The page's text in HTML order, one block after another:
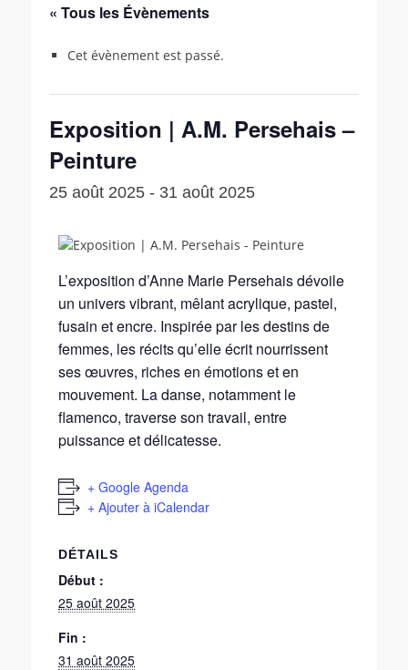
« Tous les Évènements
Cet évènement est passé.
Exposition | A.M. Persehais –
Peinture
25 août 2025 - 31 août 2025
L’exposition d’Anne Marie Persehais dévoile
un univers vibrant, mêlant acrylique, pastel,
fusain et encre. Inspirée par les destins de
femmes, les récits qu’elle écrit nourrissent
ses œuvres, riches en émotions et en
mouvement. La danse, notamment le
flamenco, traverse son travail, entre
puissance et délicatesse.
+ Google Agenda
+ Ajouter à iCalendar
DÉTAILS
Début :
25 août 2025
Fin :
31 août 2025